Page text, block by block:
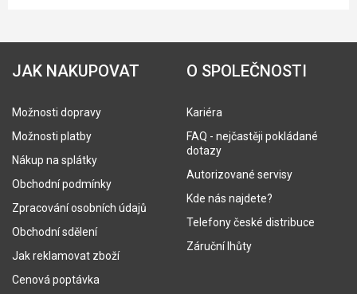
JAK NAKUPOVAT
Možnosti dopravy
Možnosti platby
Nákup na splátky
Obchodní podmínky
Zpracování osobních údajů
Obchodní sdělení
Jak reklamovat zboží
Cenová poptávka
O SPOLEČNOSTI
Kariéra
FAQ - nejčastěji pokládané
dotazy
Autorizované servisy
Kde nás najdete?
Telefony české distribuce
Záruční lhůty